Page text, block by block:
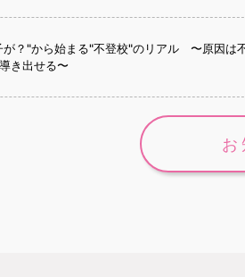
が？"から始まる"不登校"のリアル 〜原因は
き出せる〜